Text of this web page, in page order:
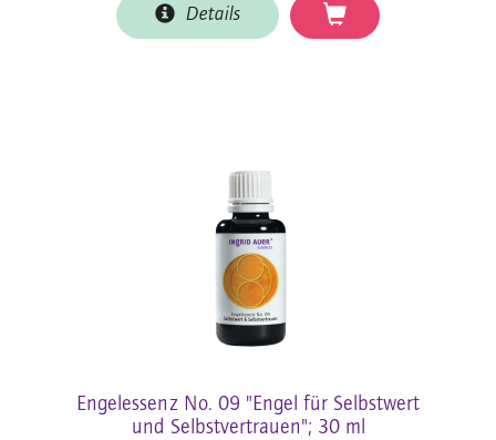
Details
Engelessenz No. 09 "Engel für Selbstwert
und Selbstvertrauen"; 30 ml